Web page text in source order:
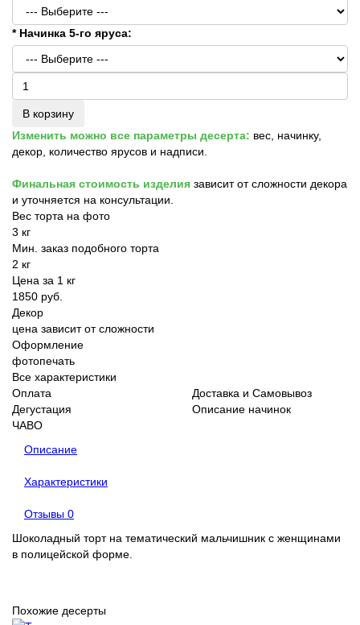
* Начинка 5-го яруса:
В корзину
Изменить можно все параметры десерта: вес, начинку,
декор, количество ярусов и надписи.
Финальная стоимость изделия зависит от сложности декора
и уточняется на консультации.
Вес торта на фото
3 кг
Мин. заказ подобного торта
2 кг
Цена за 1 кг
1850 руб.
Декор
цена зависит от сложности
Оформление
фотопечать
Все характеристики
Оплата
Доставка и Самовывоз
Дегустация
Описание начинок
ЧАВО
Описание
Характеристики
Отзывы 0
Шоколадный торт на тематический мальчишник с женщинами
в полицейской форме.
Похожие десерты